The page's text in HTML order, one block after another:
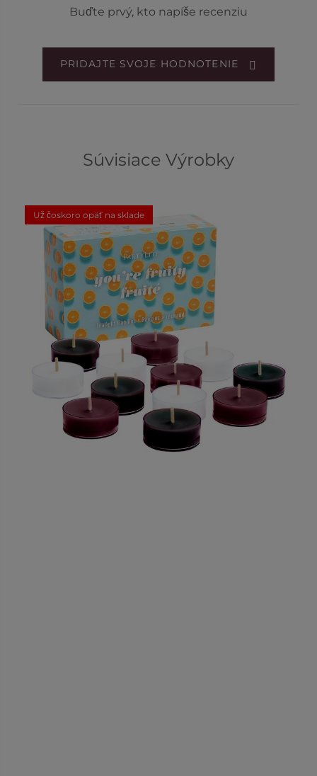
Buďte prvý, kto napíše recenziu
PRIDAJTE SVOJE HODNOTENIE
Súvisiace Výrobky
Už čoskoro opäť na sklade